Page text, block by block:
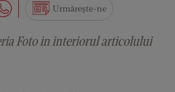
Urmărește-ne
Foto in interiorul articolului